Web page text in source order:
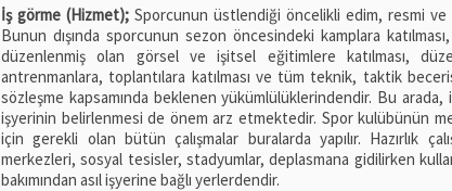
İş görme (Hizmet); Sporcunun üstlendiği öncelikli edim, resmi ve
Bunun dışında sporcunun sezon öncesindeki kamplara katılması,
düzenlenmiş olan görsel ve işitsel eğitimlere katılması,
antrenmanlara, toplantılara katılması ve tüm teknik, taktik
sözleşme kapsamında beklenen yükümlülüklerindendir. Bu
işyerinin belirlenmesi de önem arz etmektedir. Spor kulübünün
için gerekli olan bütün çalışmalar buralarda yapılır. Hazırlık
merkezleri, sosyal tesisler, stadyumlar, deplasmana gidilirken
bakımından asıl işyerine bağlı yerlerdendir.